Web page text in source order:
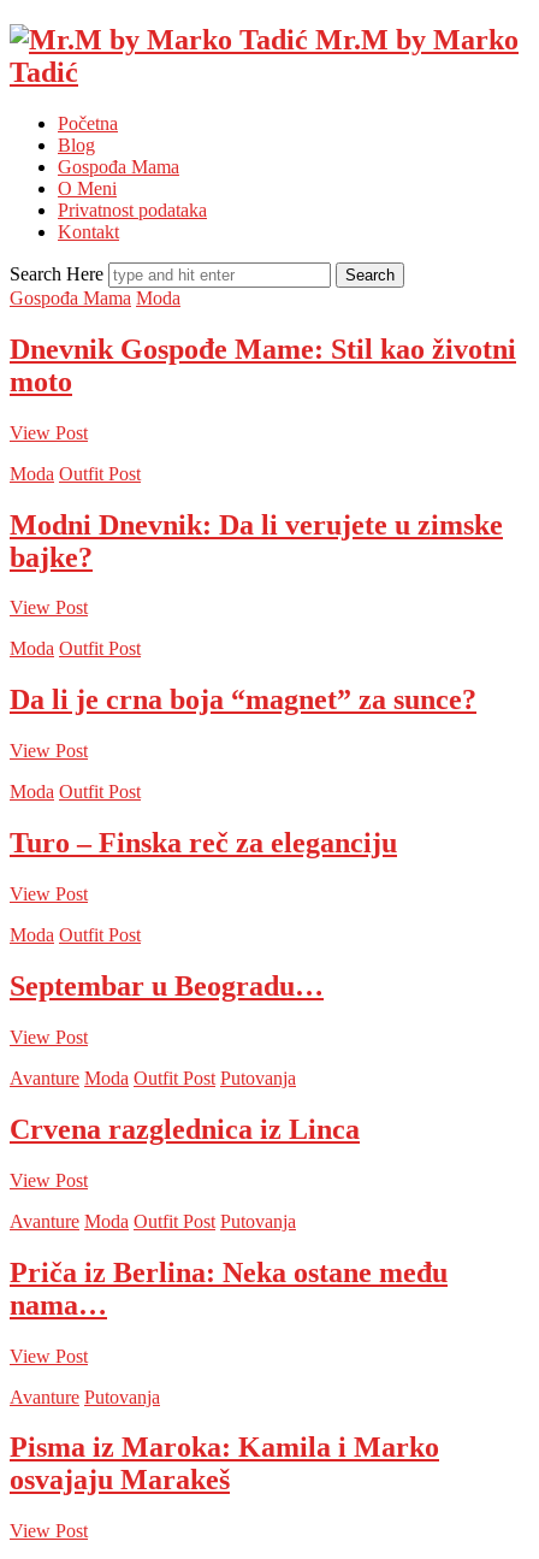
Mr.M by Marko
Tadić
Početna
Blog
Gospođa Mama
O Meni
Privatnost podataka
Kontakt
Search Here
Gospođa Mama Moda
Dnevnik Gospođe Mame: Stil kao životni
moto
View Post
Moda Outfit Post
Modni Dnevnik: Da li verujete u zimske
bajke?
View Post
Moda Outfit Post
Da li je crna boja “magnet” za sunce?
View Post
Moda Outfit Post
Turo – Finska reč za eleganciju
View Post
Moda Outfit Post
Septembar u Beogradu…
View Post
Avanture Moda Outfit Post Putovanja
Crvena razglednica iz Linca
View Post
Avanture Moda Outfit Post Putovanja
Priča iz Berlina: Neka ostane među
nama…
View Post
Avanture Putovanja
Pisma iz Maroka: Kamila i Marko
osvajaju Marakeš
View Post